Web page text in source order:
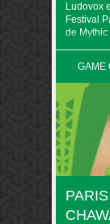
Ludovox
Festival
de
GAME